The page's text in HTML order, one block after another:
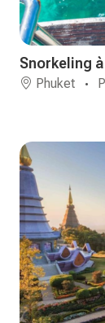
Snorkeling
Phuket